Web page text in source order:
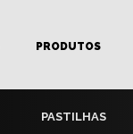
PRODUTOS
PASTILHAS